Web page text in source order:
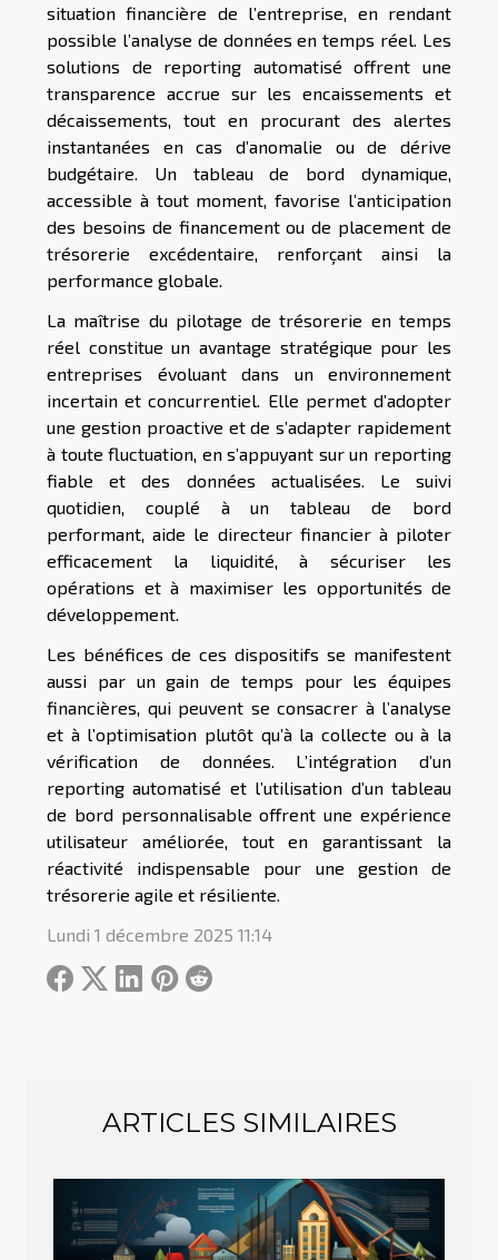
situation financière de l’entreprise, en rendant
possible l’analyse de données en temps réel. Les
solutions de reporting automatisé offrent une
transparence accrue sur les encaissements et
décaissements, tout en procurant des alertes
instantanées en cas d’anomalie ou de dérive
budgétaire. Un tableau de bord dynamique,
accessible à tout moment, favorise l’anticipation
des besoins de financement ou de placement de
trésorerie excédentaire, renforçant ainsi la
performance globale.
La maîtrise du pilotage de trésorerie en temps
réel constitue un avantage stratégique pour les
entreprises évoluant dans un environnement
incertain et concurrentiel. Elle permet d’adopter
une gestion proactive et de s’adapter rapidement
à toute fluctuation, en s’appuyant sur un reporting
fiable et des données actualisées. Le suivi
quotidien, couplé à un tableau de bord
performant, aide le directeur financier à piloter
efficacement la liquidité, à sécuriser les
opérations et à maximiser les opportunités de
développement.
Les bénéfices de ces dispositifs se manifestent
aussi par un gain de temps pour les équipes
financières, qui peuvent se consacrer à l’analyse
et à l’optimisation plutôt qu’à la collecte ou à la
vérification de données. L’intégration d’un
reporting automatisé et l’utilisation d’un tableau
de bord personnalisable offrent une expérience
utilisateur améliorée, tout en garantissant la
réactivité indispensable pour une gestion de
trésorerie agile et résiliente.
Lundi 1 décembre 2025 11:14
ARTICLES SIMILAIRES